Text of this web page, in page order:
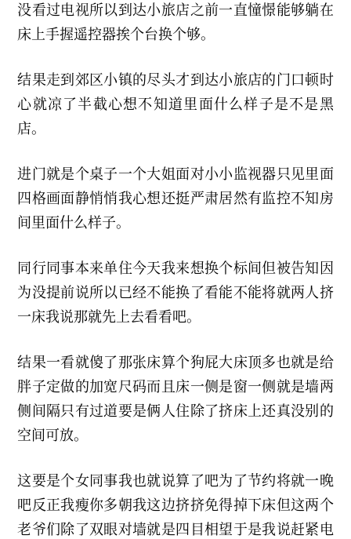
没看过电视所以到达小旅店之前一直憧憬能够躺在
床上手握遥控器挨个台换个够。
结果走到郊区小镇的尽头才到达小旅店的门口顿时
心就凉了半截心想不知道里面什么样子是不是黑
店。
进门就是个桌子一个大姐面对小小监视器只见里面
四格画面静悄悄我心想还挺严肃居然有监控不知房
间里面什么样子。
同行同事本来单住今天我来想换个标间但被告知因
为没提前说所以已经不能换了看能不能将就两人挤
一床我说那就先上去看看吧。
结果一看就傻了那张床算个狗屁大床顶多也就是给
胖子定做的加宽尺码而且床一侧是窗一侧就是墙两
侧间隔只有过道要是俩人住除了挤床上还真没别的
空间可放。
这要是个女同事我也就说算了吧为了节约将就一晚
吧反正我瘦你多朝我这边挤挤免得掉下床但这两个
老爷们除了双眼对墙就是四目相望于是我说赶紧电